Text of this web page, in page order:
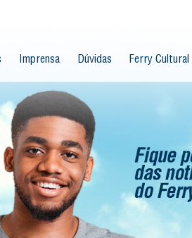
Imprensa Dúvidas Ferry Cultural